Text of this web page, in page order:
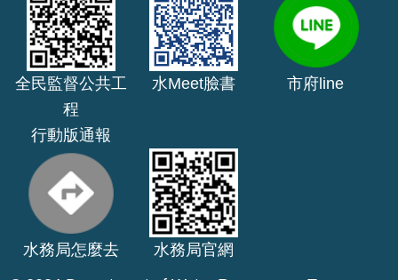
全民監督公共工
程
行動版通報
水Meet臉書 市府line
水務局怎麼去
水務局官網